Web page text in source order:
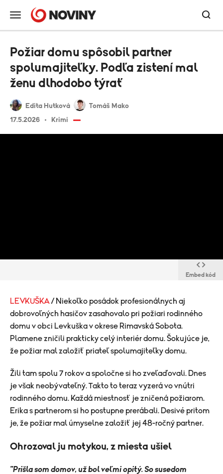
Edita Hutková
Tomáš Mako
17.5.2026
Krimi
Požiar domu spôsobil partner
spolumajiteľky. Podľa zistení mal
ženu dlhodobo týrať
Embed kód
LEVKUŠKA / Niekoľko posádok profesionálnych aj
dobrovoľných hasičov zasahovalo pri požiari rodinného
domu v obci Levkuška v okrese Rimavská Sobota.
Plamene zničili prakticky celý interiér domu. Šokujúce je,
že požiar mal založiť priateľ spolumajiteľky domu.
Žili tam spolu 7 rokov a spoločne si ho zveľaďovali. Dnes
je však neobývateľný. Takto to teraz vyzerá vo vnútri
rodinného domu. Každá miestnosť je zničená požiarom.
Erika s partnerom si ho postupne prerábali. Desivé pritom
je, že požiar mal úmyselne založiť jej 48-ročný partner.
Ohrozoval ju motykou, z miesta ušiel
"Prišla som domov, už bol veľmi opitý. So susedom